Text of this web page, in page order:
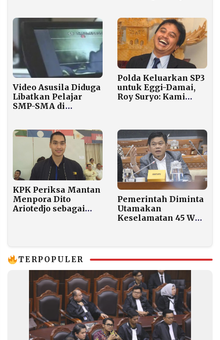
Akhir 2026
Malam
Video Asusila Diduga
Libatkan Pelajar
SMP-SMA di
Selidiki
Polda Keluarkan SP3
untuk Eggi-Damai,
Roy Suryo: Kami
KPK Periksa Mantan
Menpora Dito
Ariotedjo sebagai
Pemerintah Diminta
Utamakan
Keselamatan 45 WNI
TERPOPULER